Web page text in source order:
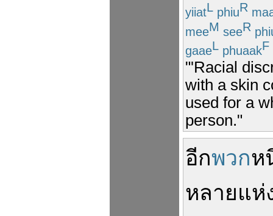
yiiatL phiuR
meeM seeR
gaaeL phuaakF
"'Racial
with a skin
used for a
person."
อีกพวกห
หลายแห่